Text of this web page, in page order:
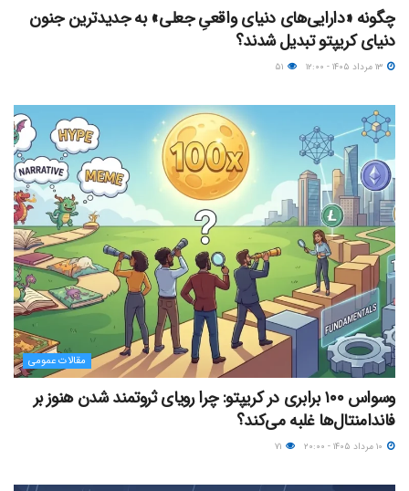
چگونه «دارایی‌های دنیای واقعیِ جعلی» به جدیدترین جنون
دنیای کریپتو تبدیل شدند؟
مقالات عمومی
وسواس ۱۰۰ برابری در کریپتو: چرا رویای ثروتمند شدن هنوز بر
فاندامنتال‌ها غلبه می‌کند؟